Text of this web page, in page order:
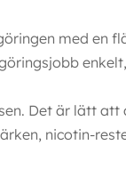
med en
Det är lätt att
nicotin-